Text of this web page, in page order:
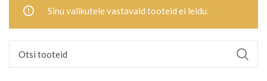
Sinu valikutele vastavaid tooteid ei leidu.